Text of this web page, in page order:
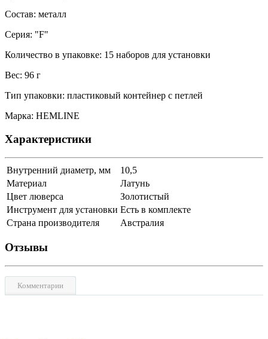
Состав: металл
Серия: "F"
Количество в упаковке: 15 наборов для установки
Вес: 96 г
Тип упаковки: пластиковый контейнер с петлей
Марка: HEMLINE
Характеристики
Внутренний диаметр, мм
10,5
Материал
Латунь
Цвет люверса
Золотистый
Инструмент для установки Есть в комплекте
Страна производителя
Австралия
Отзывы
Комментарии